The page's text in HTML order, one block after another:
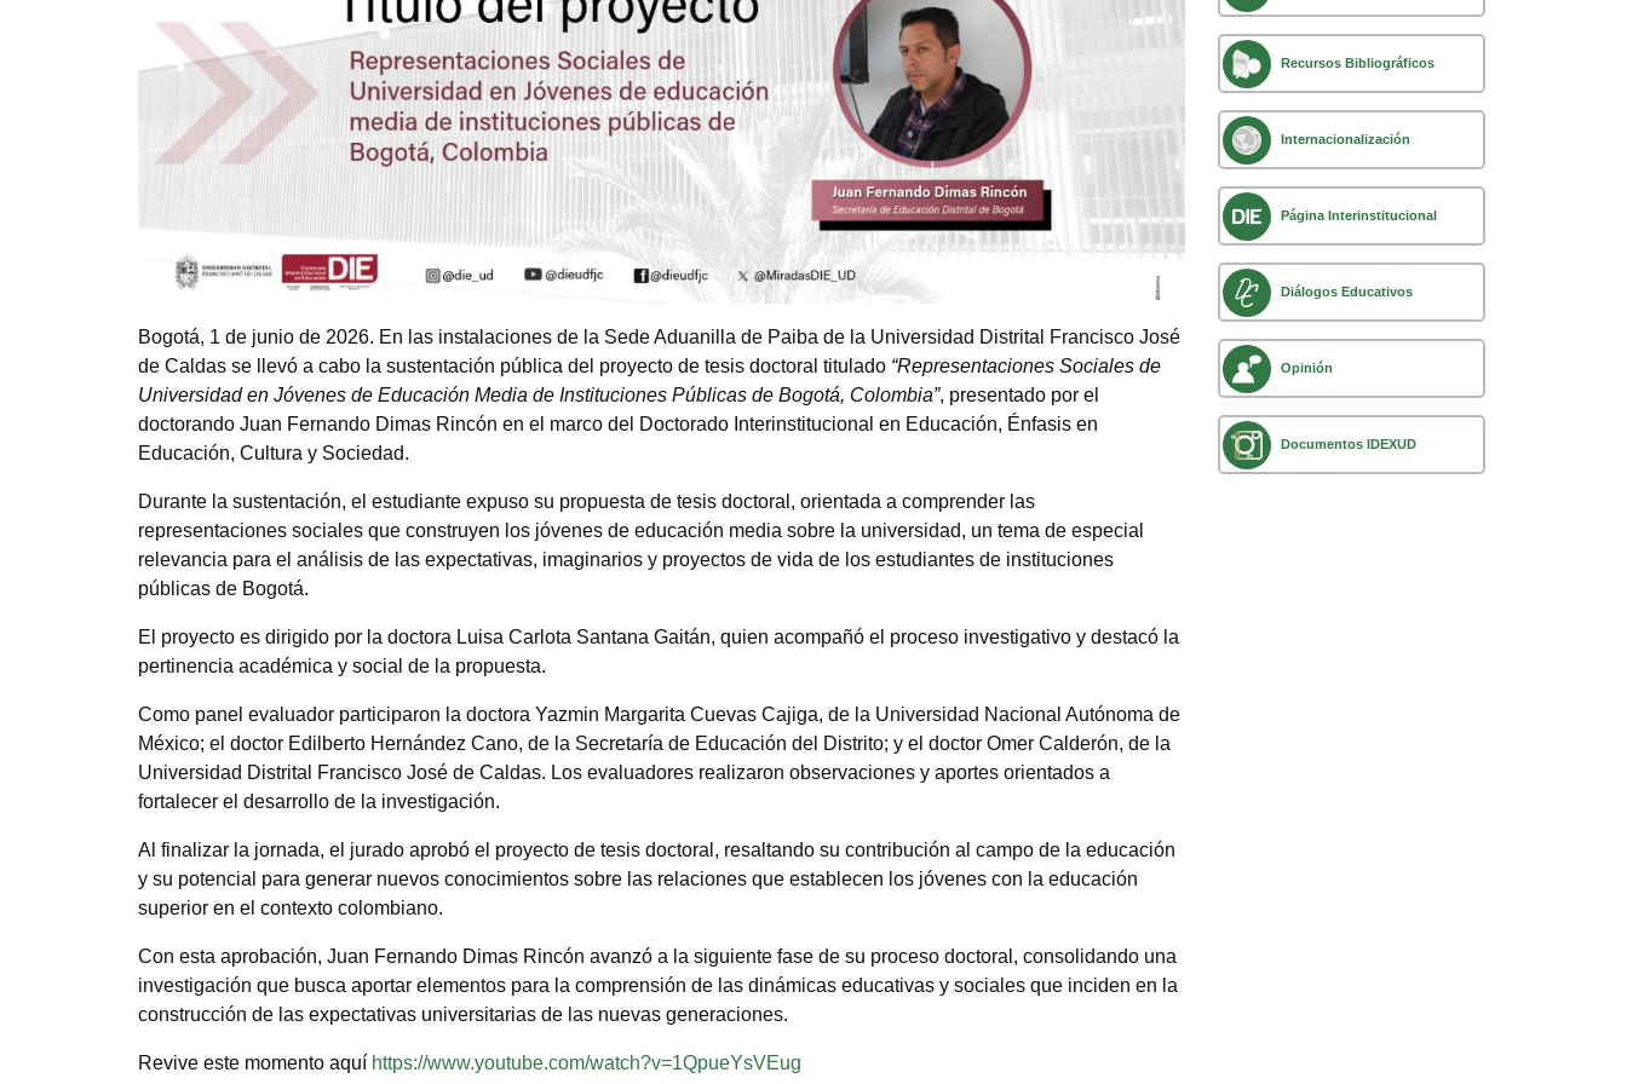
Bogotá, 1 de junio de 2026. En las instalaciones de la Sede Aduanilla de Paiba de la Universidad Distrital Francisco José
de Caldas se llevó a cabo la sustentación pública del proyecto de tesis doctoral titulado “Representaciones Sociales de
Universidad en Jóvenes de Educación Media de Instituciones Públicas de Bogotá, Colombia”, presentado por el
doctorando Juan Fernando Dimas Rincón en el marco del Doctorado Interinstitucional en Educación, Énfasis en
Educación, Cultura y Sociedad.
Durante la sustentación, el estudiante expuso su propuesta de tesis doctoral, orientada a comprender las
representaciones sociales que construyen los jóvenes de educación media sobre la universidad, un tema de especial
relevancia para el análisis de las expectativas, imaginarios y proyectos de vida de los estudiantes de instituciones
públicas de Bogotá.
El proyecto es dirigido por la doctora Luisa Carlota Santana Gaitán, quien acompañó el proceso investigativo y destacó la
pertinencia académica y social de la propuesta.
Como panel evaluador participaron la doctora Yazmin Margarita Cuevas Cajiga, de la Universidad Nacional Autónoma de
México; el doctor Edilberto Hernández Cano, de la Secretaría de Educación del Distrito; y el doctor Omer Calderón, de la
Universidad Distrital Francisco José de Caldas. Los evaluadores realizaron observaciones y aportes orientados a
fortalecer el desarrollo de la investigación.
Al finalizar la jornada, el jurado aprobó el proyecto de tesis doctoral, resaltando su contribución al campo de la educación
y su potencial para generar nuevos conocimientos sobre las relaciones que establecen los jóvenes con la educación
superior en el contexto colombiano.
Con esta aprobación, Juan Fernando Dimas Rincón avanzó a la siguiente fase de su proceso doctoral, consolidando una
investigación que busca aportar elementos para la comprensión de las dinámicas educativas y sociales que inciden en la
construcción de las expectativas universitarias de las nuevas generaciones.
Revive este momento aquí https://www.youtube.com/watch?v=1QpueYsVEug
Recursos Bibliográficos
Internacionalización
Página Interinstitucional
Diálogos Educativos
Opinión
Documentos IDEXUD